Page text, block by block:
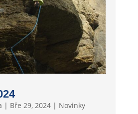
| Bře 29, 2024| Novinky